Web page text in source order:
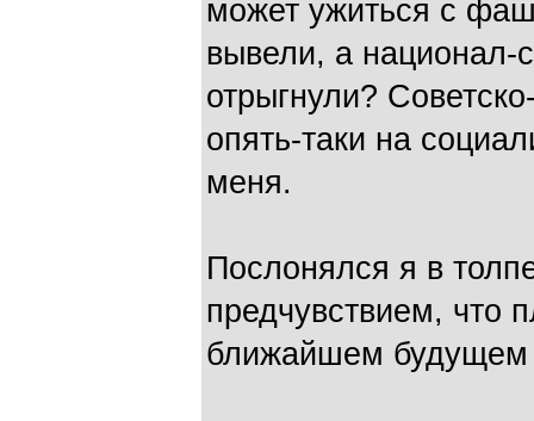
может ужиться с
вывели, а национал-
отрыгнули?
опять-таки на
меня.
Послонялся я в
предчувствием, что
ближайшем будущем